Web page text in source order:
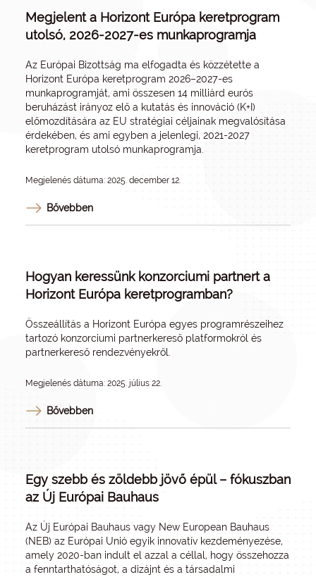
Megjelent a Horizont Európa keretprogram
utolsó, 2026-2027-es munkaprogramja
Az Európai Bizottság ma elfogadta és közzétette a
Horizont Európa keretprogram 2026–2027-es
munkaprogramját, ami összesen 14 milliárd eurós
beruházást irányoz elő a kutatás és innováció (K+I)
előmozdítására az EU stratégiai céljainak megvalósítása
érdekében, és ami egyben a jelenlegi, 2021-2027
keretprogram utolsó munkaprogramja.
Megjelenés dátuma: 2025. december 12.
Bővebben
Hogyan keressünk konzorciumi partnert a
Horizont Európa keretprogramban?
Összeállítás a Horizont Európa egyes programrészeihez
tartozó konzorciumi partnerkereső platformokról és
partnerkereső rendezvényekről.
Megjelenés dátuma: 2025. július 22.
Bővebben
Egy szebb és zöldebb jövő épül – fókuszban
az Új Európai Bauhaus
Az Új Európai Bauhaus vagy New European Bauhaus
(NEB) az Európai Unió egyik innovatív kezdeményezése,
amely 2020-ban indult el azzal a céllal, hogy összehozza
a fenntarthatóságot, a dizájnt és a társadalmi